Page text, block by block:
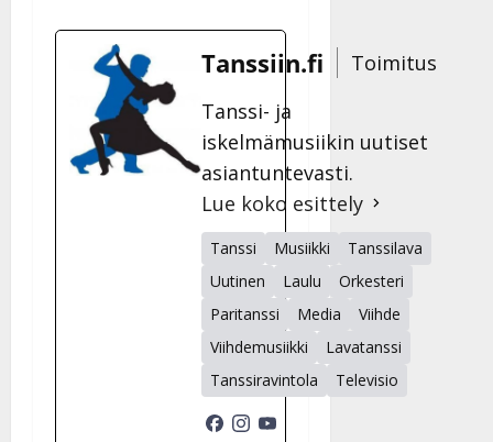
Tanssiin.fi
Toimitus
Tanssi- ja
iskelmämusiikin uutiset
asiantuntevasti.
Lue koko esittely
Tanssi Musiikki
Tanssilava
Uutinen
Laulu
Orkesteri
Paritanssi
Media
Viihde
Viihdemusiikki
Lavatanssi
Tanssiravintola
Televisio